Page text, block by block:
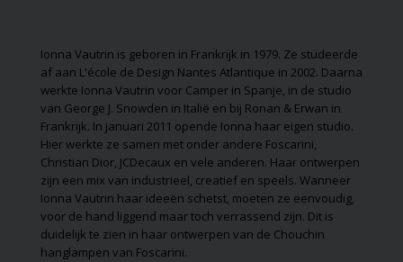
hoe verlichting
functioneel als
decoratief kan
Misschien vind je
je volgende
interieuridee!
Ionna Vautrin is geboren in Frankrijk in 1979. Ze studeerde
af aan L'école de Design Nantes Atlantique in 2002. Daarna
werkte Ionna Vautrin voor Camper in Spanje, in de studio
van George J. Snowden in Italië en bij Ronan & Erwan in
Frankrijk. In januari 2011 opende Ionna haar eigen studio.
Hier werkte ze samen met onder andere Foscarini,
Christian Dior, JCDecaux en vele anderen. Haar ontwerpen
zijn een mix van industrieel, creatief en speels. Wanneer
Ionna Vautrin haar ideeën schetst, moeten ze eenvoudig,
voor de hand liggend maar toch verrassend zijn. Dit is
duidelijk te zien in haar ontwerpen van de Chouchin
hanglampen van Foscarini.